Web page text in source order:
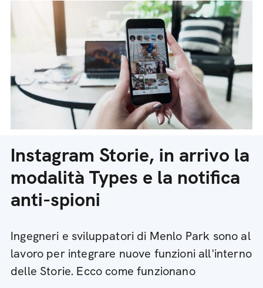
Instagram Storie, in arrivo la
modalità Types e la notifica
anti-spioni
Ingegneri e sviluppatori di Menlo Park sono al
lavoro per integrare nuove funzioni all'interno
delle Storie. Ecco come funzionano